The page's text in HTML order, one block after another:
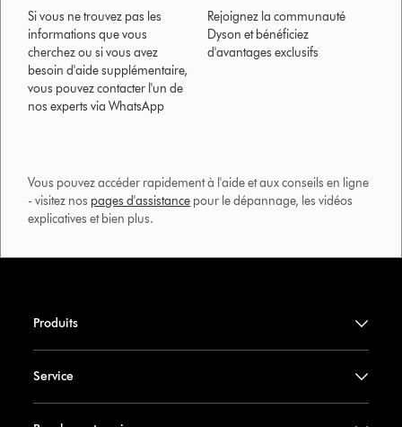
Si vous ne trouvez pas les
informations que vous
cherchez ou si vous avez
besoin d'aide supplémentaire,
vous pouvez contacter l'un de
nos experts via WhatsApp
Rejoignez la communauté
Dyson et bénéficiez
d'avantages exclusifs
Vous pouvez accéder rapidement à l'aide et aux conseils en ligne
- visitez nos pages d'assistance pour le dépannage, les vidéos
explicatives et bien plus.​
Produits
Service